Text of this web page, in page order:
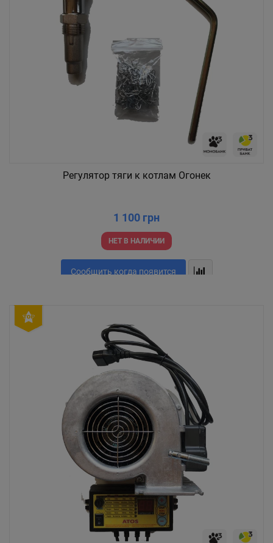
Регулятор тяги к котлам Огонек
1 100 грн
НЕТ В НАЛИЧИИ
Сообщить когда появится